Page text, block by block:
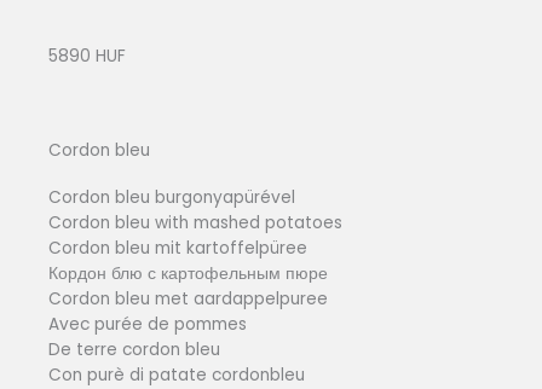
5890 HUF
Cordon bleu
Cordon bleu burgonyapürével
Cordon bleu with mashed potatoes
Cordon bleu mit kartoffelpüree
Кордон блю с картофельным пюре
Cordon bleu met aardappelpuree
Avec purée de pommes
De terre cordon bleu
Con purè di patate cordonbleu